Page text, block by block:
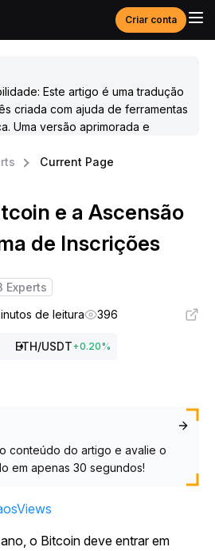
Criar conta
Este artigo é uma tradução
criada com ajuda de ferramentas
Uma versão aprimorada e
Current Page
e a Ascensão
de Inscrições
Experts
de leitura 396
ETH/USDT+0.20%
conteúdo do artigo e avalie o
em apenas 30 segundos!
o Bitcoin deve entrar em